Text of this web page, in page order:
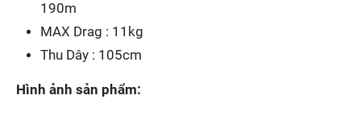
190m
MAX Drag : 11kg
Thu Dây : 105cm
Hình ảnh sản phẩm: